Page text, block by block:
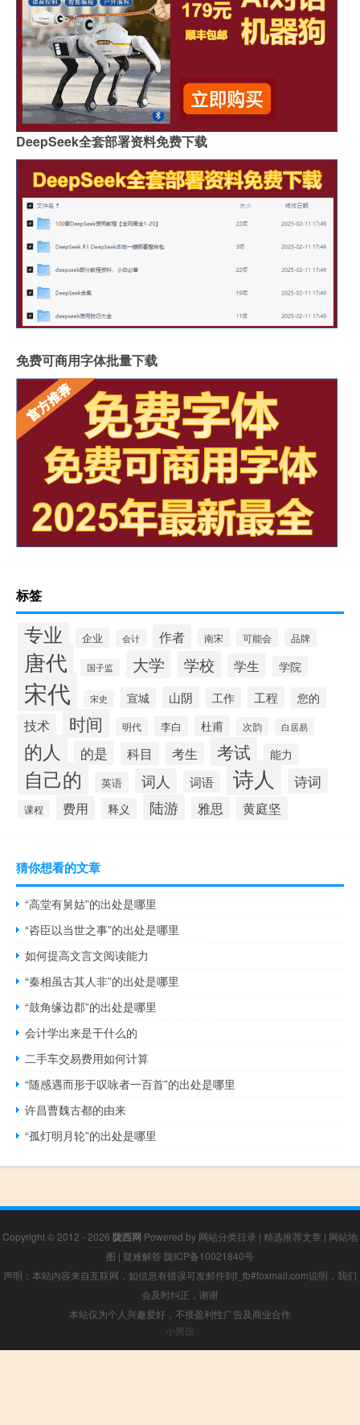
DeepSeek全套部署资料免费下载
免费可商用字体批量下载
标签
专业 企业 会计 作者 南宋 可能会 品牌
唐代 国子监 大学 学校 学生 学院
宋代 宋史 宣城 山阴 工作 工程 您的
技术 时间 明代 李白 杜甫 次韵 白居易
的人 的是 科目 考生 考试 能力
自己的 英语 词人 词语 诗人 诗词
课程 费用 释义 陆游 雅思 黄庭坚
猜你想看的文章
“高堂有舅姑”的出处是哪里
“咨臣以当世之事”的出处是哪里
如何提高文言文阅读能力
“秦相虽古其人非”的出处是哪里
“鼓角缘边郡”的出处是哪里
会计学出来是干什么的
二手车交易费用如何计算
“随感遇而形于叹咏者一百首”的出处是哪里
许昌曹魏古都的由来
“孤灯明月轮”的出处是哪里
Copyright © 2012 - 2026 陇西网 Powered by 网站分类目录 | 精选推荐文章 | 网站地
图 | 疑难解答 陇ICP备10021840号
声明：本站内容来自互联网，如信息有错误可发邮件到f_fb#foxmail.com说明，我们
会及时纠正，谢谢
本站仅为个人兴趣爱好，不接盈利性广告及商业合作
小男孩